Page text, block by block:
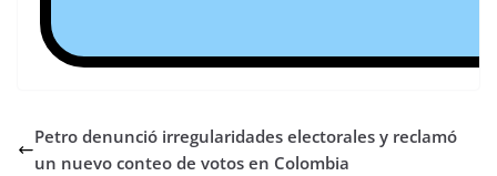
Petro denunció irregularidades electorales y reclamó
un nuevo conteo de votos en Colombia